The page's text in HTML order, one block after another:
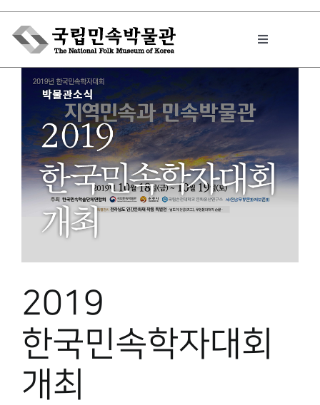
Skip
content
Toggle
박물관에서는
민속이야기
민속 인사이드
박물관 홈페이지
2019
한국민속학자대회
개최